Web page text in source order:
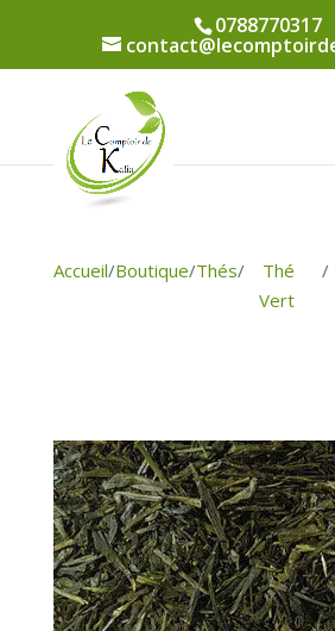
0788770317
Accueil/Boutique/Thés/
Thé
Vert
/